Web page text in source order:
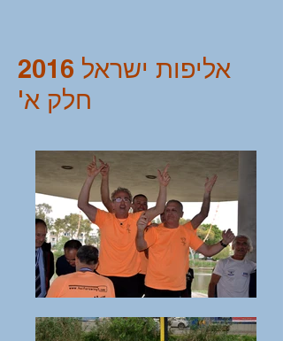
אליפות ישראל 2016
חלק א'